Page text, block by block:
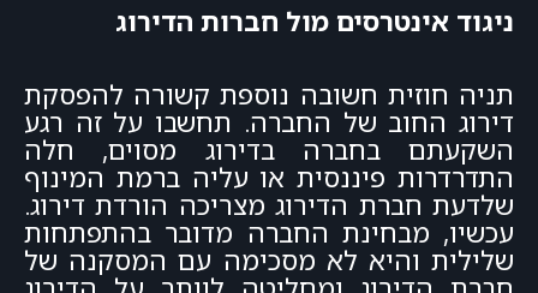
ניגוד אינטרסים מול חברות הדירוג
תניה חוזית חשובה נוספת קשורה להפסקת
דירוג החוב של החברה. תחשבו על זה רגע
השקעתם בחברה בדירוג מסוים, חלה
התדרדרות פיננסית או עליה ברמת המינוף
שלדעת חברת הדירוג מצריכה הורדת דירוג.
עכשיו, מבחינת החברה מדובר בהתפתחות
שלילית והיא לא מסכימה עם המסקנה של